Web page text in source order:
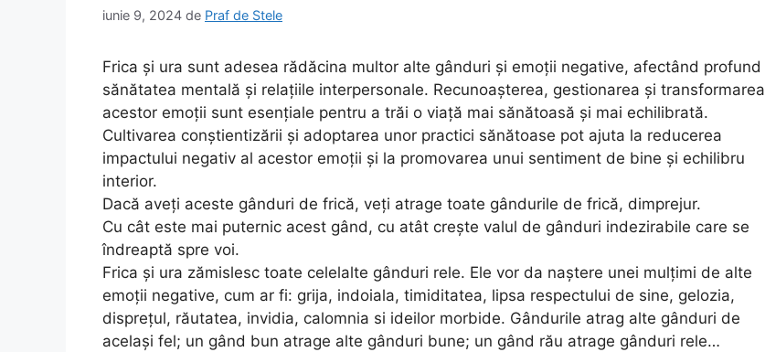
iunie 9, 2024 de Praf de Stele
Frica și ura sunt adesea rădăcina multor alte gânduri și emoții negative, afectând profund
sănătatea mentală și relațiile interpersonale. Recunoașterea, gestionarea și transformarea
acestor emoții sunt esențiale pentru a trăi o viață mai sănătoasă și mai echilibrată.
Cultivarea conștientizării și adoptarea unor practici sănătoase pot ajuta la reducerea
impactului negativ al acestor emoții și la promovarea unui sentiment de bine și echilibru
interior.
Dacă aveți aceste gânduri de frică, veți atrage toate gândurile de frică, dimprejur.
Cu cât este mai puternic acest gând, cu atât crește valul de gânduri indezirabile care se
îndreaptă spre voi.
Frica și ura zămislesc toate celelalte gânduri rele. Ele vor da naștere unei mulțimi de alte
emoții negative, cum ar fi: grija, indoiala, timiditatea, lipsa respectului de sine, gelozia,
disprețul, răutatea, invidia, calomnia si ideilor morbide. Gândurile atrag alte gânduri de
același fel; un gând bun atrage alte gânduri bune; un gând rău atrage gânduri rele…